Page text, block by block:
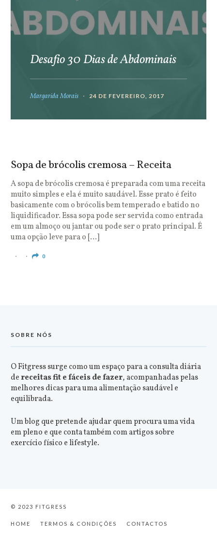
Desafio 30 Dias de Abdominais
Margarida Morais 24 DE FEVEREIRO, 2017
Sopa de brócolis cremosa – Receita
A sopa de brócolis cremosa é preparada com uma receita
muito simples e ela é muito saudável. Esse prato é feito
basicamente com o brócolis bem temperado e batido no
liquidificador. Essa sopa pode ser servida como entrada
em um almoço ou jantar ou pode ser o prato principal. É
uma opção leve para o […]
0
SOBRE NÓS
O Fitgress surge como um espaço para a consulta diária
dereceitas fit e fáceis de fazer, acompanhadas pelas
melhores dicas para uma alimentação saudável e
equilibrada.
Um blog que pretende ajudar quem procura uma vida
em pleno e que conta também com artigos sobre
exercício físico e lifestyle.
© 2023 FITGRESS
HOME TERMOS & CONDIÇÕES CONTACTOS